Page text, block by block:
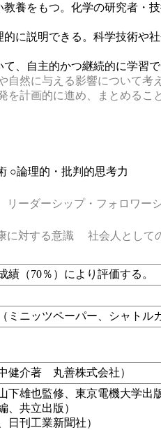
養をもつ。化学の研究者・
に説明できる。科学技術や
、自主的かつ継続的に学習で
然に与える影響について考
計画的に進め、まとめるこ
○論理的・批判的思考力
リーダーシップ・フォロワー
に対する意識
社会人として
績（70％）により評価する。
ミニッツペーパー、シャトル
健介著 丸善株式会社）
雄也監修、東京電機大学出版
、共立出版）
日刊工業新聞社）